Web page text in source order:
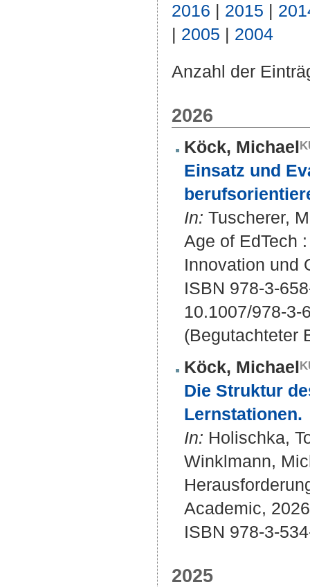
2016 | 2015 |
| 2005 | 2004
Anzahl der
2026
Köck, Michael
Einsatz und
In: Tuscherer,
Age of EdTech
Innovation und
ISBN 978-3-
10.1007/978-3-
(Begutachteter
Köck, Michael
Die Struktur
Lernstationen.
In: Holischka,
Winklmann,
Academic,
ISBN 978-3-
2025